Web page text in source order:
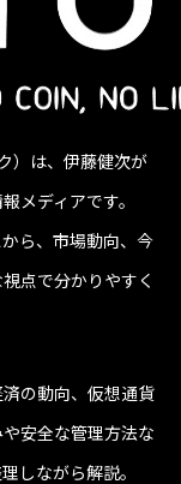
）は、伊藤健次が
メディアです。
ら、市場動向、今
点で分かりやすく
の動向、仮想通貨
安全な管理方法な
しながら解説。